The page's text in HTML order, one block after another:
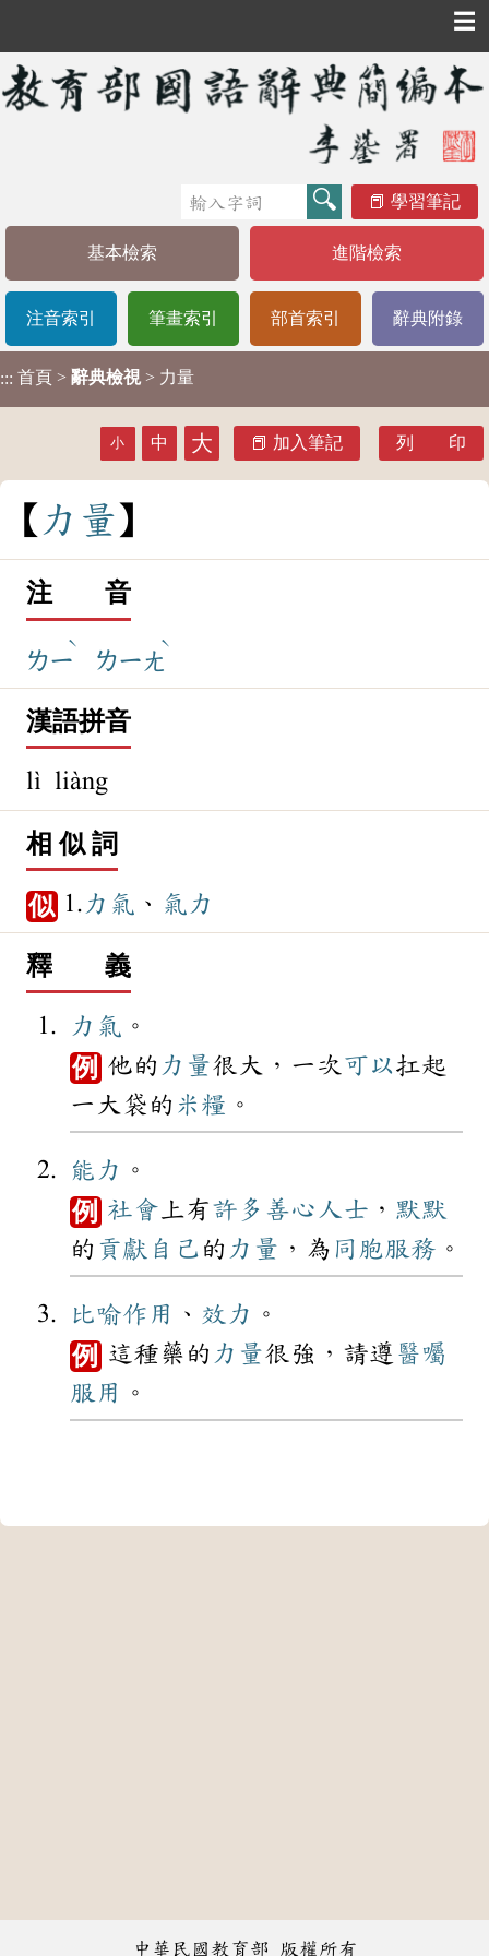
☰
學習筆記
基本檢索 進階檢索
注音索引 筆畫索引 部首索引 辭典附錄
::: 首頁 > 辭典檢視 > 力量
小 中 大 加入筆記 列 印
力 量
注 音
ㄌㄧ
ˋ
ㄌㄧㄤ
ˋ
漢語拼音
lì liàng
相 似 詞
似 1. 力氣 、 氣力
釋 義
力氣 。
例 他的 力量很大，一次 可以扛起
一大袋的 米糧 。
能力 。
例 社會 上有許多 善心人士 ， 默默
的 貢獻 自己 的 力量 ，為 同胞服務 。
比喻作用 、 效力 。
例 這種藥的 力量很強，請遵 醫囑
服用 。
中華民國教育部 版權所有